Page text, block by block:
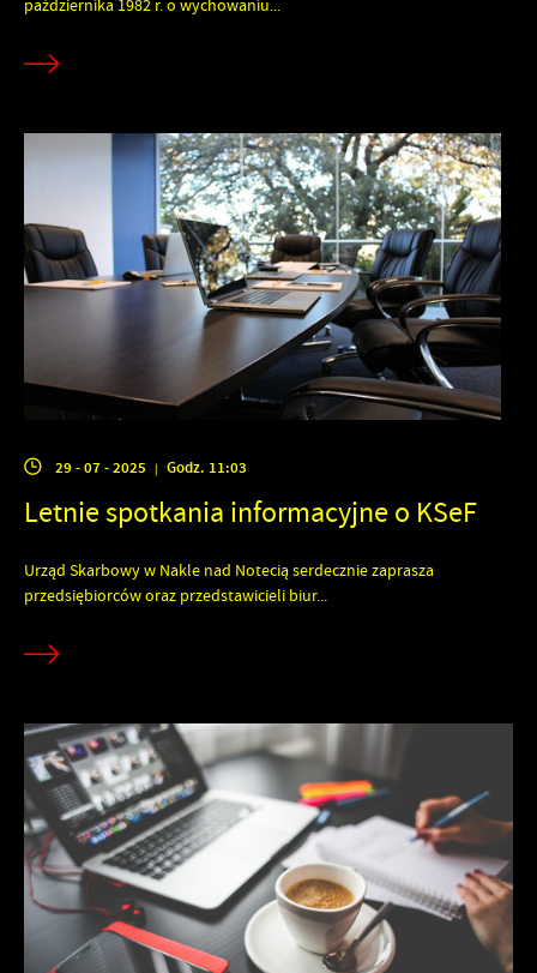
października 1982 r. o wychowaniu...
29 - 07 - 2025 | Godz. 11:03
Letnie spotkania informacyjne o KSeF
Urząd Skarbowy w Nakle nad Notecią serdecznie zaprasza
przedsiębiorców oraz przedstawicieli biur...